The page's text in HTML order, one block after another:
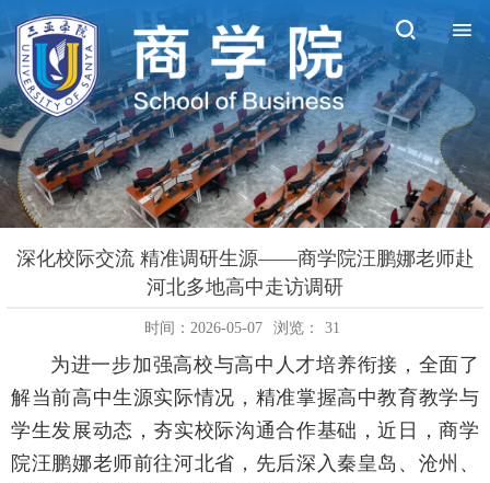
深化校际交流 精准调研生源——商学院汪鹏娜老师赴
河北多地高中走访调研
时间：2026-05-07 浏览： 31
为进一步加强高校与高中人才培养衔接，全面了
解当前高中生源实际情况，精准掌握高中教育教学与
学生发展动态，夯实校际沟通合作基础，近日，商学
院汪鹏娜老师前往河北省，先后深入秦皇岛、沧州、